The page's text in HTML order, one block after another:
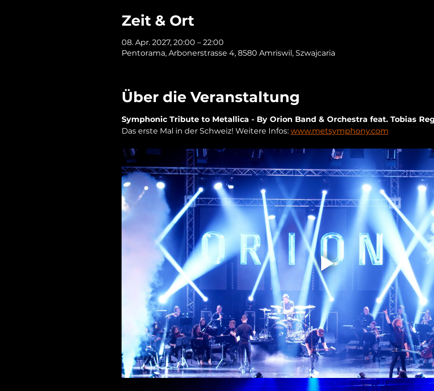
Zeit & Ort
08. Apr. 2027, 20:00 – 22:00
Pentorama, Arbonerstrasse 4, 8580 Amriswil, Szwajcaria
Über die Veranstaltung
Symphonic Tribute to Metallica - By Orion Band & Orchestra feat. Tobias
Das erste Mal in der Schweiz! Weitere Infos: www.metsymphony.com